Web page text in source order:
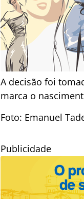
A decisão foi
marca o
Foto: Emanuel
Publicidade